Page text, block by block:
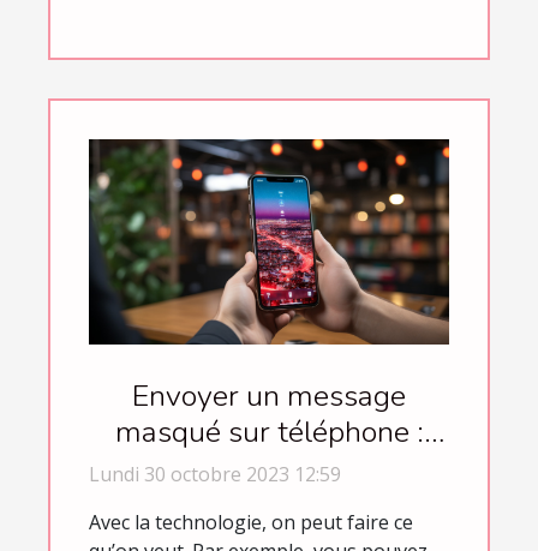
Envoyer un message
masqué sur téléphone :
comment s’y prendre ?
Lundi 30 octobre 2023 12:59
Avec la technologie, on peut faire ce